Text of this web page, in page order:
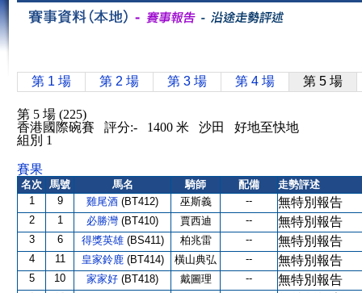
第 1 場 第 2 場 第 3 場 第 4 場 第 5 場
第 5 場 (225)
香港國際碗賽 評分:- 1400 米 沙田 好地至快地
組別 1
賽果
名次 馬號 馬名 騎師 配備
走勢評述
1
9 雞尾酒 (BT412) 巫斯義 -- 無特別報告
2 1 必勝灣 (BT410) 賈西迪 -- 無特別報告
3 6 得獎英雄 (BS411) 柏兆雷 -- 無特別報告
4 11 皇家鈴鹿 (BT414) 橫山典弘 -- 無特別報告
5 10 家家好 (BT418) 戴圖理 -- 無特別報告